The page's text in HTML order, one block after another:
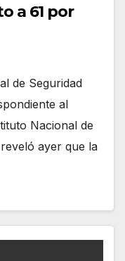
a 61 por
de Seguridad
al
Nacional de
ayer que la